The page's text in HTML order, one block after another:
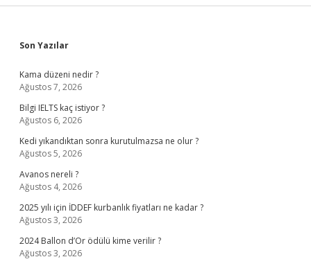
Sidebar
Son Yazılar
Kama düzeni nedir ?
Ağustos 7, 2026
Bilgi IELTS kaç istiyor ?
Ağustos 6, 2026
Kedi yıkandıktan sonra kurutulmazsa ne olur ?
Ağustos 5, 2026
Avanos nereli ?
Ağustos 4, 2026
2025 yılı için İDDEF kurbanlık fiyatları ne kadar ?
Ağustos 3, 2026
2024 Ballon d’Or ödülü kime verilir ?
Ağustos 3, 2026